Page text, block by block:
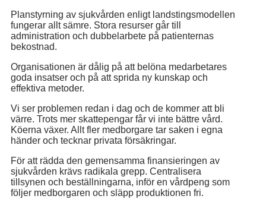
Planstyrning av sjukvården enligt landstingsmodellen
fungerar allt sämre. Stora resurser går till
administration och dubbelarbete på patienternas
bekostnad.
Organisationen är dålig på att belöna medarbetares
goda insatser och på att sprida ny kunskap och
effektiva metoder.
Vi ser problemen redan i dag och de kommer att bli
värre. Trots mer skattepengar får vi inte bättre vård.
Köerna växer. Allt fler medborgare tar saken i egna
händer och tecknar privata försäkringar.
För att rädda den gemensamma finansieringen av
sjukvården krävs radikala grepp. Centralisera
tillsynen och beställningarna, inför en vårdpeng som
följer medborgaren och släpp produktionen fri.